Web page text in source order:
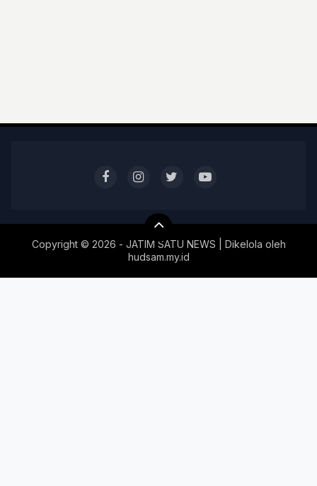
Copyright © 2026 - JATIM SATU NEWS | Dikelola oleh
hudsam.my.id